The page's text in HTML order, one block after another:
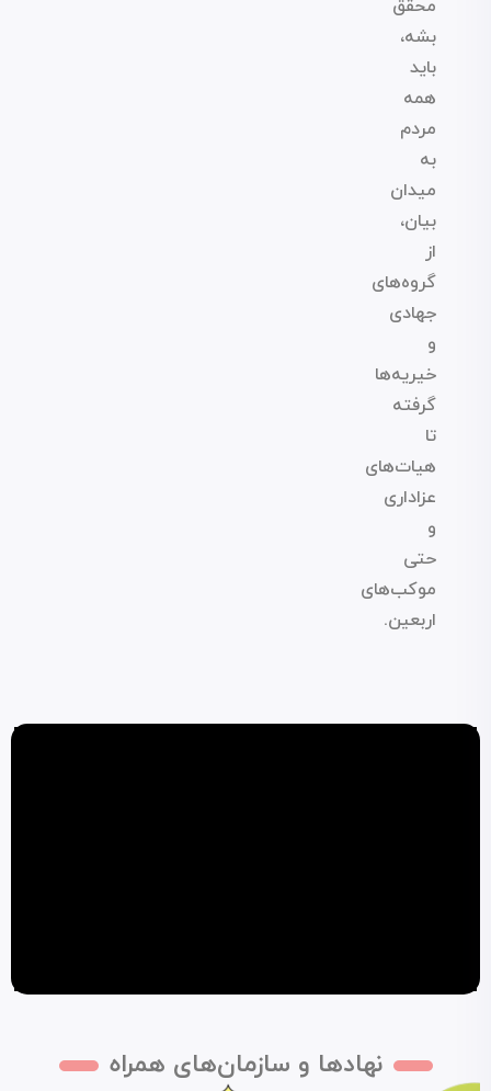
محقق
بشه،
باید
همه
مردم
به
میدان
بیان،
از
گروه‌های
جهادی
و
خیریه‌ها
گرفته
تا
هیات‌های
عزاداری
و
حتی
موکب‌های
اربعین.
نهادها و سازمان‌های همراه